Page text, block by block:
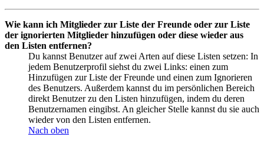
Wie kann ich Mitglieder zur Liste der Freunde oder zur Liste
der ignorierten Mitglieder hinzufügen oder diese wieder aus
den Listen entfernen?
Du kannst Benutzer auf zwei Arten auf diese Listen setzen: In
jedem Benutzerprofil siehst du zwei Links: einen zum
Hinzufügen zur Liste der Freunde und einen zum Ignorieren
des Benutzers. Außerdem kannst du im persönlichen Bereich
direkt Benutzer zu den Listen hinzufügen, indem du deren
Benutzernamen eingibst. An gleicher Stelle kannst du sie auch
wieder von den Listen entfernen.
Nach oben